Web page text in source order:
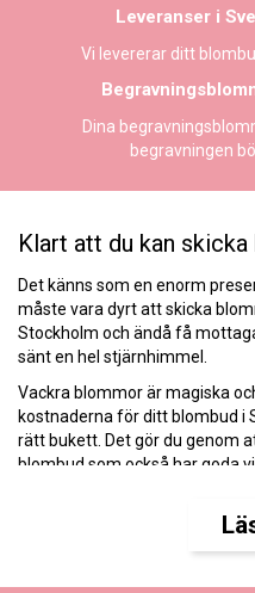
Leveranser i
Vi levererar ditt
Dina
begravningen
Klart att du kan
Det känns som en enorm
måste vara dyrt att skicka
Stockholm och ändå få
sänt en hel stjärnhimmel.
Vackra blommor är magiska
kostnaderna för ditt blombud i
rätt bukett. Det gör du genom
blombud som också har goda
Hur mycket kostar